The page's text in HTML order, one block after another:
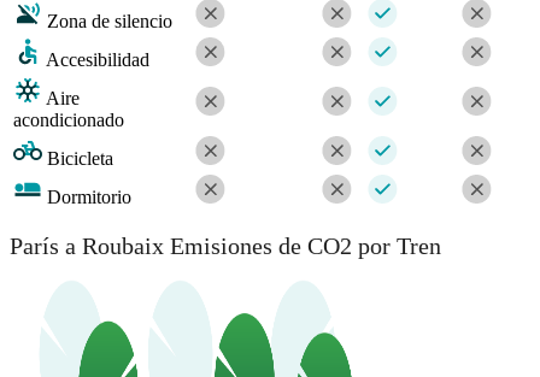
Zona de silencio
Accesibilidad
Aire
acondicionado
Bicicleta
Dormitorio
París a Roubaix Emisiones de CO2 por Tren